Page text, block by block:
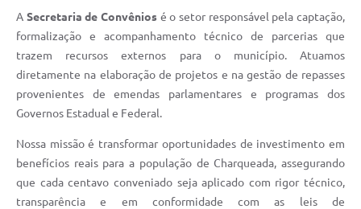
A Secretaria de Convênios é o setor responsável pela captação,
formalização e acompanhamento técnico de parcerias que
trazem recursos externos para o município. Atuamos
diretamente na elaboração de projetos e na gestão de repasses
provenientes de emendas parlamentares e programas dos
Governos Estadual e Federal.
Nossa missão é transformar oportunidades de investimento em
benefícios reais para a população de Charqueada, assegurando
que cada centavo conveniado seja aplicado com rigor técnico,
transparência e em conformidade com as leis de